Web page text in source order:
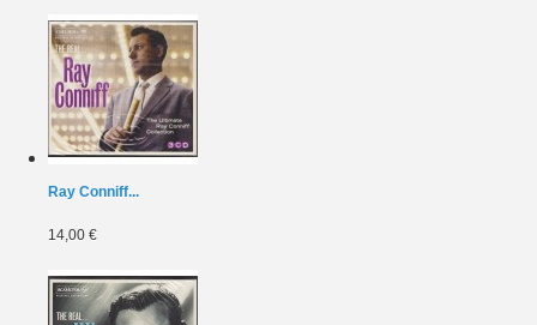
Ray Conniff...
14,00 €